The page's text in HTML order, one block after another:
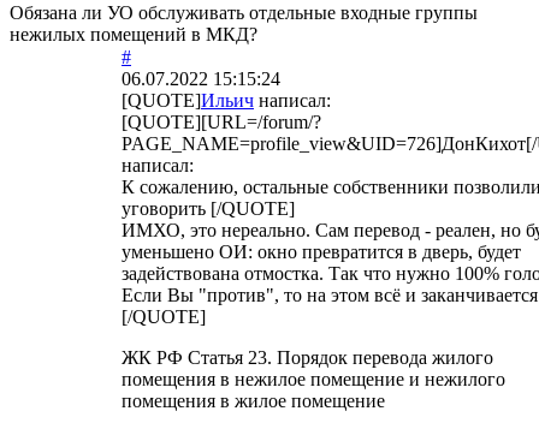
Обязана ли УО обслуживать отдельные входные группы
нежилых помещений в МКД?
#
06.07.2022 15:15:24
[QUOTE]Ильич написал:
[QUOTE][URL=/forum/?
написал:
К сожалению, остальные собственники
уговорить [/QUOTE]
ИМХО, это нереально. Сам перевод - реален, но
уменьшено ОИ: окно превратится в дверь, будет
задействована отмостка. Так что нужно 100%
Если Вы "против", то на этом всё и
[/QUOTE]
ЖК РФ Статья 23. Порядок перевода жилого
помещения в нежилое помещение и нежилого
помещения в жилое помещение